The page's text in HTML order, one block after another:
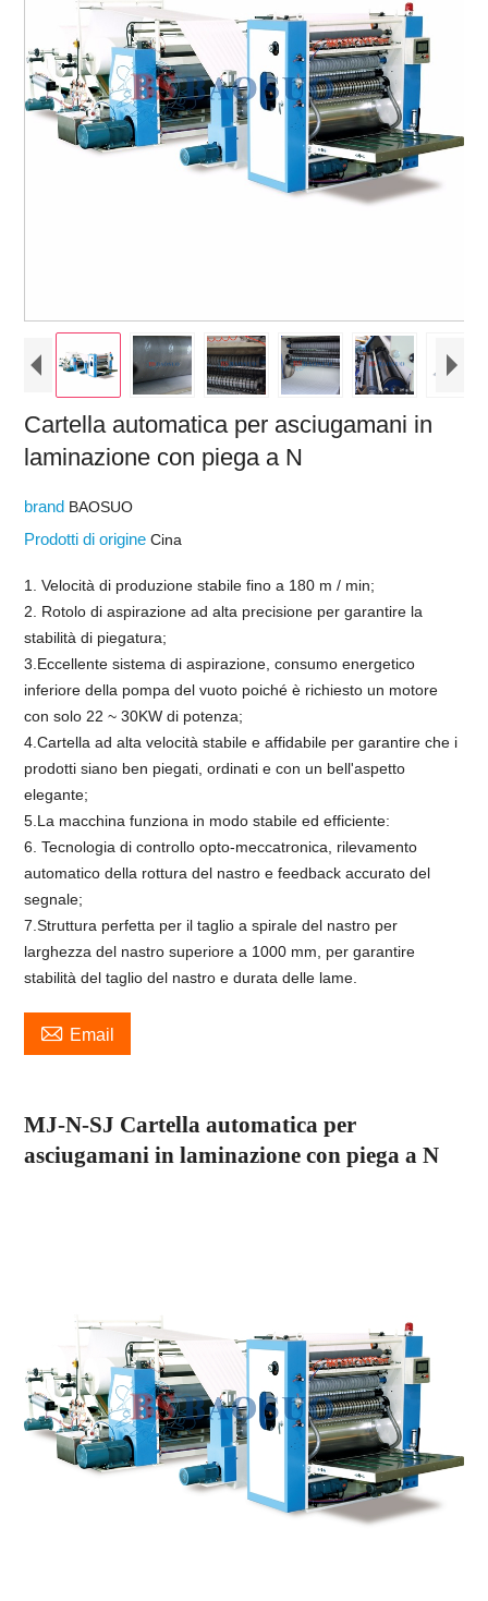
Cartella automatica per asciugamani in
laminazione con piega a N
brand BAOSUO
Prodotti di origineCina
1. Velocità di produzione stabile fino a 180 m / min;
2. Rotolo di aspirazione ad alta precisione per garantire la
stabilità di piegatura;
3.Eccellente sistema di aspirazione, consumo energetico
inferiore della pompa del vuoto poiché è richiesto un motore
con solo 22 ~ 30KW di potenza;
4.Cartella ad alta velocità stabile e affidabile per garantire che i
prodotti siano ben piegati, ordinati e con un bell'aspetto
elegante;
5.La macchina funziona in modo stabile ed efficiente:
6. Tecnologia di controllo opto-meccatronica, rilevamento
automatico della rottura del nastro e feedback accurato del
segnale;
7.Struttura perfetta per il taglio a spirale del nastro per
larghezza del nastro superiore a 1000 mm, per garantire
stabilità del taglio del nastro e durata delle lame.
 Email
MJ-N-SJ Cartella automatica per
asciugamani in laminazione con piega a N